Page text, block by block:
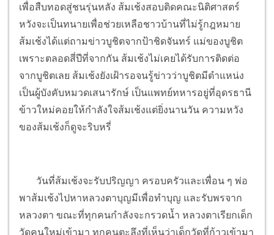
เพื่อสืบทอดสู่ชนรุ่นหลัง ส้มเช้งสอบติดคณะนิติศาสตร์
หวังจะเป็นทนายเพื่อช่วยเหลือชาวบ้านที่ไม่รู้กฎหมาย
ส้มเช้งได้แต่ถามข่าวบูชิตจากป้าชิดจันทร์ แม่ของบูชิต
เพราะตลอดสี่ปีที่จากกัน ส้มเช้งไม่เคยได้รับการติดต่อ
จากบูชิตเลย ส้มเช้งยังเฝ้ารอจนรู้ข่าวว่าบูชิตมีตำแหน่ง
เป็นผู้บังคับหมวดเสนารักษ์ เป็นแพทย์ทหารอยู่ที่อุดรธานี
ข้าวใหม่คอยให้กำลังใจส้มเช้งแต่ยิ่งนานวัน ความหวัง
ของส้มเช้งก็ดูจะริบหรี่
วันที่ส้มเช้งจะรับปริญญา ครอบครัวและเพื่อน ๆ พ่อ
พาส้มเช้งไปหาหลวงตาบุญมีเพื่อทำบุญ และรับพรจาก
หลวงตา ขณะที่ทุกคนกำลังจะกรวดน้ำ หลวงตาเรียกเด็ก
วัดคนใหม่เข้ามา ทุกคนตะลึงที่เห็นว่าเด็กวัดที่ก้าวเข้ามา